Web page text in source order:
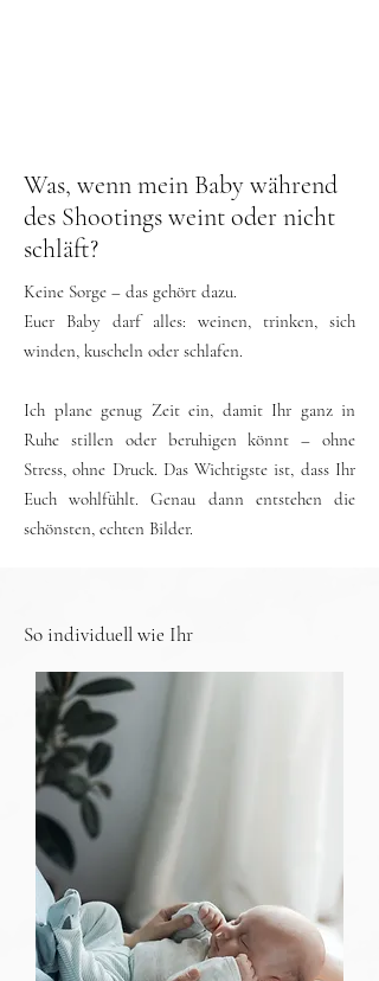
Was, wenn mein Baby während
des Shootings weint oder nicht
schläft?
Keine Sorge – das gehört dazu.
Euer Baby darf alles: weinen, trinken, sich
winden, kuscheln oder schlafen.
Ich plane genug Zeit ein, damit Ihr ganz in
Ruhe stillen oder beruhigen könnt – ohne
Stress, ohne Druck. Das Wichtigste ist, dass Ihr
Euch wohlfühlt. Genau dann entstehen die
schönsten, echten Bilder.
So individuell wie Ihr